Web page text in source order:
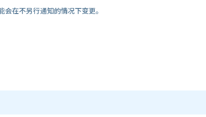
在不另行通知的情况下变更。